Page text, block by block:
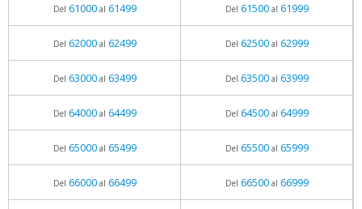
Del 61000al 61499 Del 61500al 61999
Del 62000al 62499 Del 62500al 62999
Del 63000al 63499 Del 63500al 63999
Del 64000al 64499 Del 64500al 64999
Del 65000al 65499 Del 65500al 65999
Del 66000al 66499 Del 66500al 66999